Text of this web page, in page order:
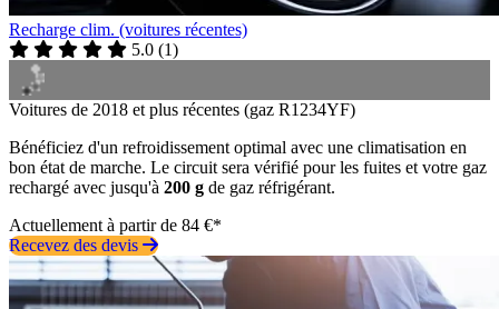
Recharge clim. (voitures récentes)
5.0 (1)
Voitures de 2018 et plus récentes (gaz R1234YF)
Bénéficiez d'un refroidissement optimal avec une climatisation en
bon état de marche. Le circuit sera vérifié pour les fuites et votre gaz
rechargé avec jusqu'à 200 g de gaz réfrigérant.
Actuellement à partir de 84 €*
Recevez des devis